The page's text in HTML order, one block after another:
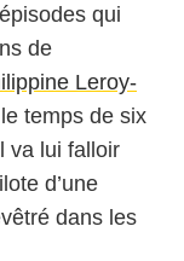
qui
de
Leroy-
temps de six
va lui falloir
d’une
dans les